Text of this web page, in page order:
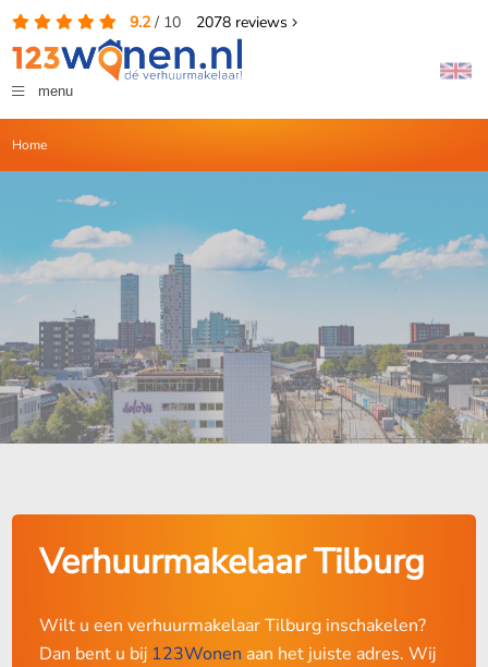
9.2/ 10 2078reviews
menu
Home
Verhuurmakelaar Tilburg
Wilt u een verhuurmakelaar Tilburg inschakelen?
Dan bent u bij 123Wonen aan het juiste adres. Wij